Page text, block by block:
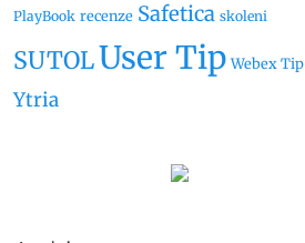
PlayBook recenze Safetica skoleni
SUTOLUser Tip Webex Tip
Ytria